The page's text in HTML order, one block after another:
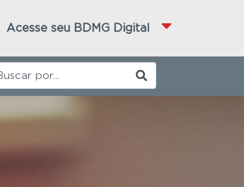
Acesse seu BDMG Digital